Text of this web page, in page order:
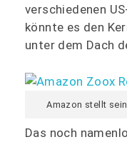
verschiedenen
könnte es den
unter dem Dach
Amazon stellt
Das noch